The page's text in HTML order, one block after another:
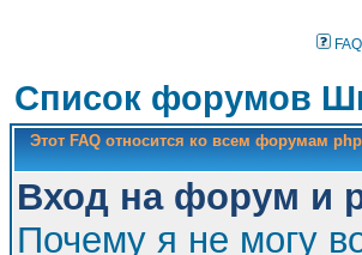
FAQ
Список форумов
Этот FAQ относится ко всем форумам
Вход на форум и
Почему я не могу